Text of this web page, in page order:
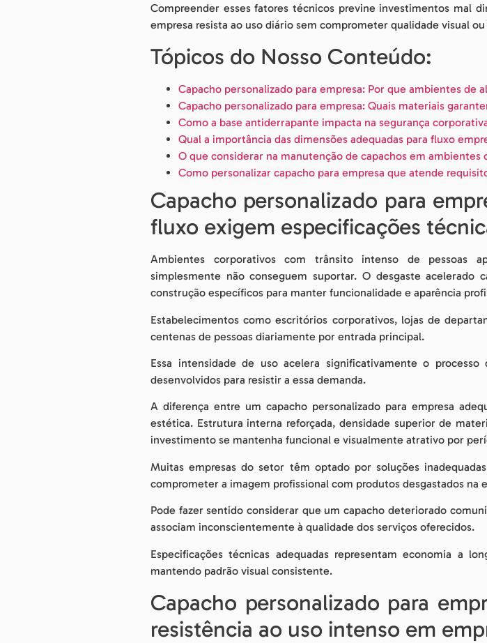
Compreender esses fatores técnicos previne investimentos mal
empresa resista ao uso diário sem comprometer qualidade visual
Tópicos do Nosso Conteúdo:
Capacho personalizado para empresa: Por que ambientes
Capacho personalizado para empresa: Quais materiais
Como a base antiderrapante impacta na segurança
Qual a importância das dimensões adequadas para fluxo
O que considerar na manutenção de capachos em ambientes
Como personalizar capacho para empresa que atende
Capacho personalizado para
fluxo exigem especificações
Ambientes corporativos com trânsito intenso de pessoas
simplesmente não conseguem suportar. O desgaste acelerado
construção específicos para manter funcionalidade e aparência
Estabelecimentos como escritórios corporativos, lojas de
centenas de pessoas diariamente por entrada principal.
Essa intensidade de uso acelera significativamente o
desenvolvidos para resistir a essa demanda.
A diferença entre um capacho personalizado para empresa
estética. Estrutura interna reforçada, densidade superior de
investimento se mantenha funcional e visualmente atrativo por
Muitas empresas do setor têm optado por soluções
comprometer a imagem profissional com produtos desgastados na
Pode fazer sentido considerar que um capacho deteriorado
associam inconscientemente à qualidade dos serviços oferecidos.
Especificações técnicas adequadas representam economia a
mantendo padrão visual consistente.
Capacho personalizado para
resistência ao uso intenso em